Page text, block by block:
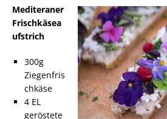
Mediteraner
Frischkäsea
ufstrich
300g
Ziegenfris
chkäse
4 EL
geröstete